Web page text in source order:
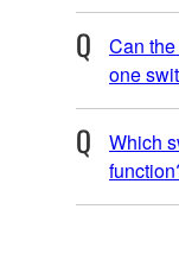
Can
one
Which